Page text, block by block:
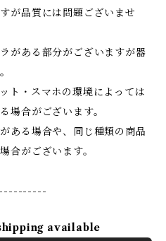
が品質には問題ございませ
がある部分がございますが器
ト・スマホの環境によっては
場合がございます。
ある場合や、同じ種類の商品
合がございます。
available